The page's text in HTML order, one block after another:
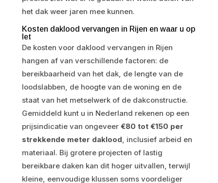
het dak weer jaren mee kunnen.
Kosten daklood vervangen in Rijen en waar u op
let
De kosten voor daklood vervangen in Rijen
hangen af van verschillende factoren: de
bereikbaarheid van het dak, de lengte van de
loodslabben, de hoogte van de woning en de
staat van het metselwerk of de dakconstructie.
Gemiddeld kunt u in Nederland rekenen op een
prijsindicatie van ongeveer €80 tot €150 per
strekkende meter daklood , inclusief arbeid en
materiaal. Bij grotere projecten of lastig
bereikbare daken kan dit hoger uitvallen, terwijl
kleine, eenvoudige klussen soms voordeliger